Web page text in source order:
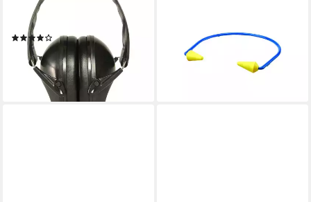
Kapselgehörschutz Militär
Gehörschutz Basic
(1)
21,95 €
lieferbar - in 3-4 Werktagen bei dir
ab 10,65 €
lieferbar - in 2-3 Werktagen bei dir